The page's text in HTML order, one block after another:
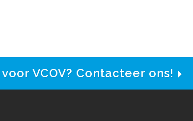
VCOV? Contacteer ons!